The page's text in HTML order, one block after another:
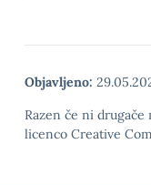
Objavljeno:
Razen če ni drugače
licenco Creative